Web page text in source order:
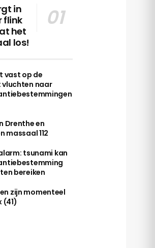
in
flink
het
los!
vast op de
naar
Drenthe en
massaal 112
tsunami kan
bereiken
zijn momenteel
(41)